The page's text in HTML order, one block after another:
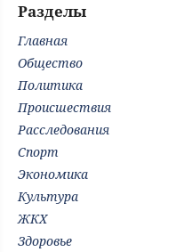
Разделы
Главная
Общество
Политика
Происшествия
Расследования
Спорт
Экономика
Культура
ЖКХ
Здоровье